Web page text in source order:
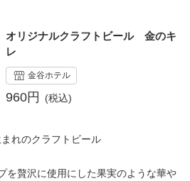
オリジナルクラフトビール 金のキ
レ
金谷ホテル
960円
れのクラフトビール
を贅沢に使用にした果実のような華や